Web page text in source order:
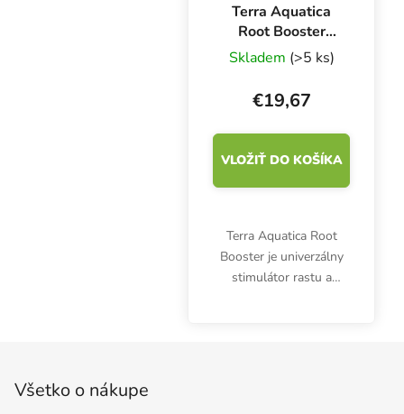
Terra Aquatica
Root Booster
Organic 1 l, bio
stimulátor rastu a
koreňov
Skladem (>5 ks)
€19,67
VLOŽIŤ DO KOŠÍKA
Terra Aquatica Root
Booster je univerzálny
stimulátor rastu a
Všetko o nákupe